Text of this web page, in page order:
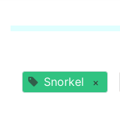
Snorkel ×